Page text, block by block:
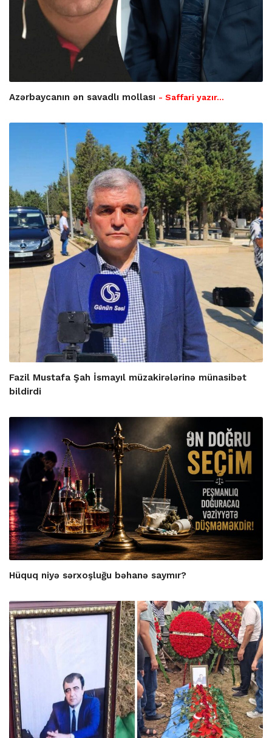
Azərbaycanın ən savadlı mollası - Saffari yazır…
Fazil Mustafa Şah İsmayıl müzakirələrinə münasibət
bildirdi
Hüquq niyə sərxoşluğu bəhanə saymır?